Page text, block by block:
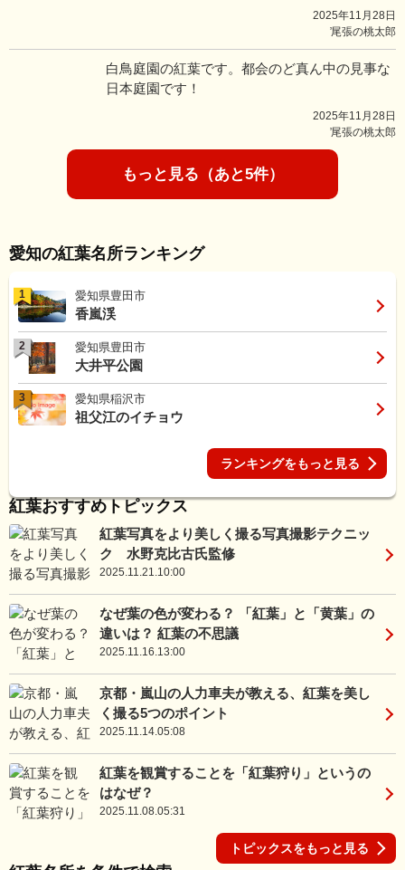
2025年11月28日
̓尾張の桃太郎
白鳥庭園の紅葉です。都会のど真ん中の見事な
日本庭園です！
2025年11月28日
̓尾張の桃太郎
もっと見る（あと5件）
愛知の紅葉名所ランキング
1 愛知県豊田市
香嵐渓
2 愛知県豊田市
大井平公園
3 愛知県稲沢市
祖父江のイチョウ
ランキングをもっと見る
紅葉おすすめトピックス
紅葉写真をより美しく撮る写真撮影テクニッ
ク 水野克比古氏監修
2025.11.21.10:00
なぜ葉の色が変わる？ 「紅葉」と「黄葉」の
違いは？ 紅葉の不思議
2025.11.16.13:00
京都・嵐山の人力車夫が教える、紅葉を美し
く撮る5つのポイント
2025.11.14.05:08
紅葉を観賞することを「紅葉狩り」というの
はなぜ？
2025.11.08.05:31
トピックスをもっと見る